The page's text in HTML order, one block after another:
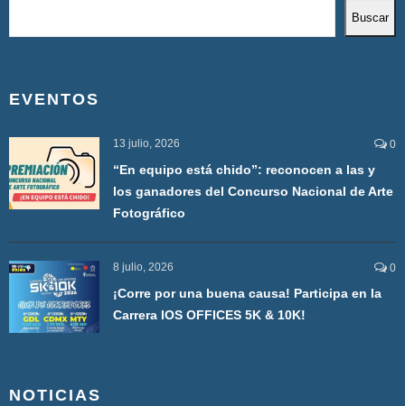
Buscar
EVENTOS
13 julio, 2026 0
“En equipo está chido”: reconocen a las y
los ganadores del Concurso Nacional de Arte
Fotográfico
8 julio, 2026 0
¡Corre por una buena causa! Participa en la
Carrera IOS OFFICES 5K & 10K!
NOTICIAS